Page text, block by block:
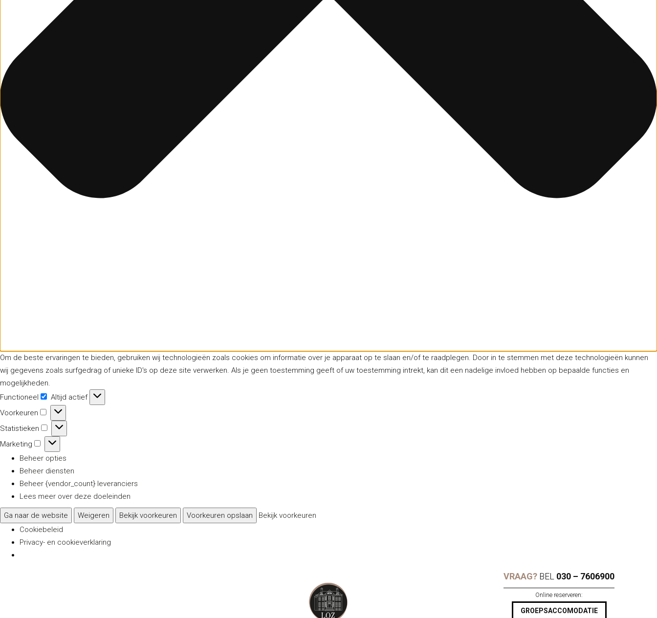
Om de beste ervaringen te bieden, gebruiken wij technologieën zoals cookies om informatie over je apparaat op te slaan en/of te raadplegen. Door in te stemmen met deze technologieën kunnen
wij gegevens zoals surfgedrag of unieke ID's op deze site verwerken. Als je geen toestemming geeft of uw toestemming intrekt, kan dit een nadelige invloed hebben op bepaalde functies en
mogelijkheden.
Functioneel
Functioneel
Altijd actief
Voorkeuren
Voorkeuren
Statistieken
Statistieken
Marketing
Marketing
Beheer opties
Beheer diensten
Beheer {vendor_count} leveranciers
Lees meer over deze doeleinden
Ga naar de website Weigeren Bekijk voorkeuren Voorkeuren opslaan
Bekijk voorkeuren
Cookiebeleid
Privacy- en cookieverklaring
VRAAG? BEL 030 – 7606900
Online reserveren:
GROEPSACCOMODATIE